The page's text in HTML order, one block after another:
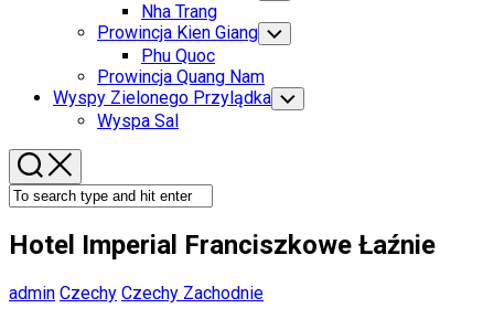
Child
Menu
Nha Trang
Prowincja Kien Giang Toggle
Child
Phu Quoc
Prowincja Quang Nam
Wyspy Zielonego Przylądka Toggle
Child
Wyspa Sal
Hotel Imperial Franciszkowe Łaźnie
admin Czechy Czechy Zachodnie